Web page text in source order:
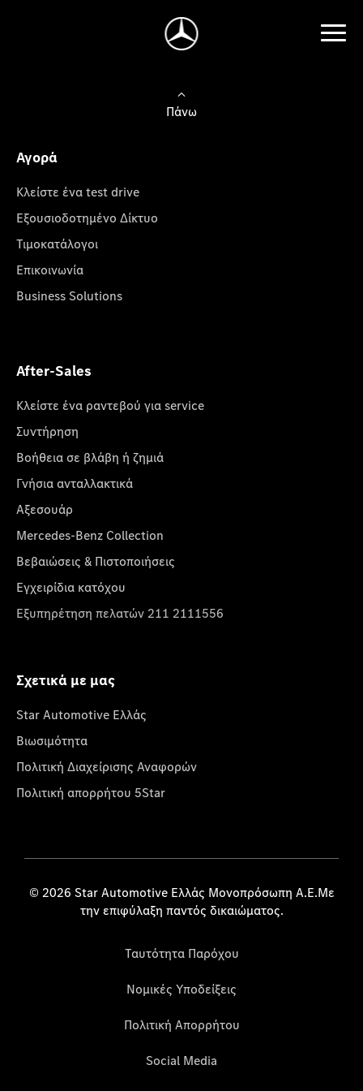
Πάνω
Αγορά
Κλείστε ένα test drive
Εξουσιοδοτημένο Δίκτυο
Τιμοκατάλογοι
Επικοινωνία
Business Solutions
After-Sales
Κλείστε ένα ραντεβού για service
Συντήρηση
Βοήθεια σε βλάβη ή ζημιά
Γνήσια ανταλλακτικά
Αξεσουάρ
Mercedes-Benz Collection
Βεβαιώσεις & Πιστοποιήσεις
Εγχειρίδια κατόχου
Εξυπηρέτηση πελατών 211 2111556
Σχετικά με μας
Star Automotive Ελλάς
Βιωσιμότητα
Πολιτική Διαχείρισης Αναφορών
Πολιτική απορρήτου 5Star
© 2026 Star Automotive Ελλάς Μονοπρόσωπη Α.Ε.Με
την επιφύλαξη παντός δικαιώματος.
Ταυτότητα Παρόχου
Νομικές Υποδείξεις
Πολιτική Απορρήτου
Social Media